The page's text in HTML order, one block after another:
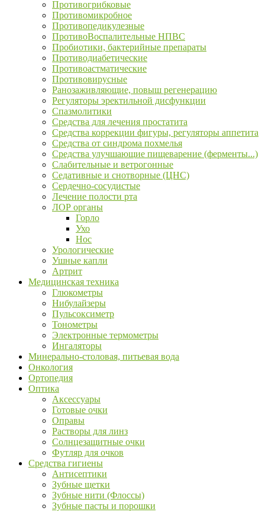
Противогрибковые
Противомикробное
Противопедикулезные
ПротивоВоспалительные НПВС
Пробиотики, бактерийные препараты
Противодиабетические
Противоастматические
Противовирусные
Ранозаживляющие, повыш регенерацию
Регуляторы эректильной дисфункции
Спазмолитики
Средства для лечения простатита
Средства коррекции фигуры, регуляторы аппетита
Средства от синдрома похмелья
Средства улучшающие пищеварение (ферменты...)
Слабительные и ветрогонные
Седативные и снотворные (ЦНС)
Сердечно-сосудистые
Лечение полости рта
ЛОР органы
Горло
Ухо
Нос
Урологические
Ушные капли
Артрит
Медицинская техника
Глюкометры
Нибулайзеры
Пульсоксиметр
Тонометры
Электронные термометры
Ингаляторы
Минерально-столовая, питьевая вода
Онкология
Ортопедия
Оптика
Аксессуары
Готовые очки
Оправы
Растворы для линз
Солнцезащитные очки
Футляр для очков
Средства гигиены
Антисептики
Зубные щетки
Зубные нити (Флоссы)
Зубные пасты и порошки